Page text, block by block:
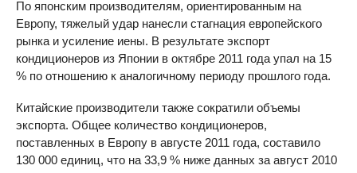
По японским производителям, ориентированным на
Европу, тяжелый удар нанесли стагнация европейского
рынка и усиление иены. В результате экспорт
кондиционеров из Японии в октябре 2011 года упал на 15
% по отношению к аналогичному периоду прошлого года.
Китайские производители также сократили объемы
экспорта. Общее количество кондиционеров,
поставленных в Европу в августе 2011 года, составило
130 000 единиц, что на 33,9 % ниже данных за август 2010